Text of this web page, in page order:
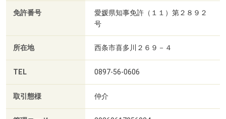
免許番号
愛媛県知事免許（１１）第２８９２
号
所在地 西条市喜多川２６９－４
TEL 0897-56-0606
取引態様 仲介